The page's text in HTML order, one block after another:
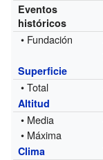
Eventos
históricos
• Fundación
Superficie
• Total
Altitud
• Media
• Máxima
Clima